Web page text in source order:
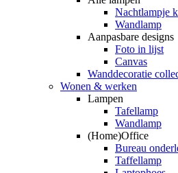
Nachtlampje
Wandlamp
Aanpasbare designs
Foto in lijst
Canvas
Wanddecoratie
Wonen & werken
Lampen
Tafellamp
Wandlamp
(Home)Office
Bureau
Taffellamp